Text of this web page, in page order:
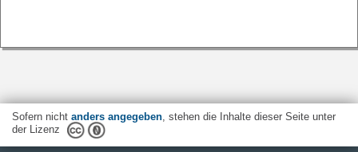
Sofern nicht anders angegeben, stehen die Inhalte dieser Seite unter
der Lizenz